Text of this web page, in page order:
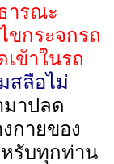
ารณะ
ขกระจกรถ
ข้าในรถ
สลือไม่
มาปลด
กายของ
รับทุกท่าน